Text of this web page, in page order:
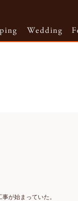
が始まっていた。